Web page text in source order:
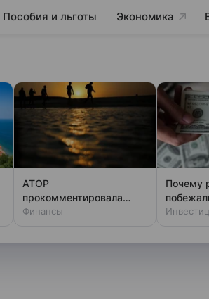
Пособия и льготы Экономика
АТОР
прокомментировала
данные о жалобах
Финансы
Почему